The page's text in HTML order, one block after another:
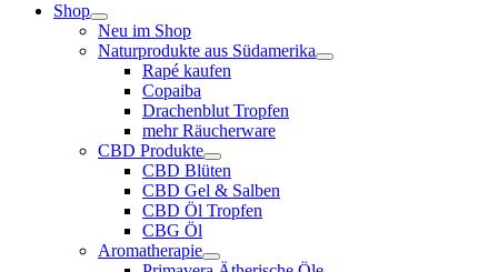
Shop
Neu im Shop
Naturprodukte aus Südamerika
Rapé kaufen
Copaiba
Drachenblut Tropfen
mehr Räucherware
CBD Produkte
CBD Blüten
CBD Gel & Salben
CBD Öl Tropfen
CBG Öl
Aromatherapie